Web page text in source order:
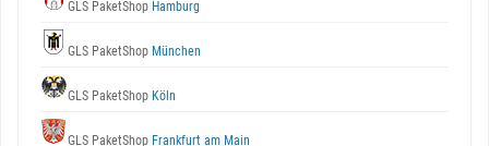
GLS PaketShop Hamburg
GLS PaketShop München
GLS PaketShop Köln
GLS PaketShop Frankfurt am Main